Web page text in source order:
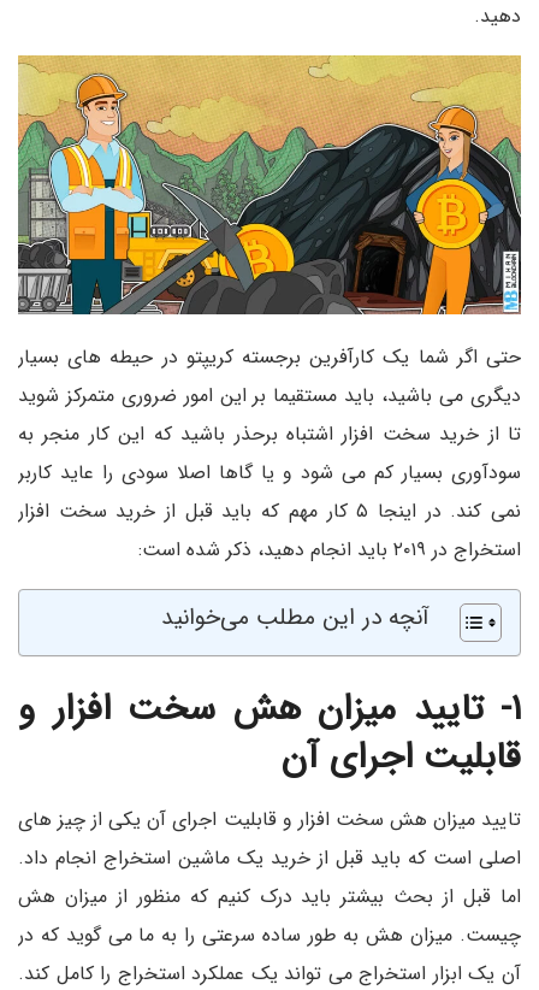
دهید.
حتی اگر شما یک کارآفرین برجسته کریپتو در حیطه های بسیار
دیگری می باشید، باید مستقیما بر این امور ضروری متمرکز شوید
تا از خرید سخت افزار اشتباه برحذر باشید که این کار منجر به
سودآوری بسیار کم می شود و یا گاها اصلا سودی را عاید کاربر
نمی کند. در اینجا ۵ کار مهم که باید قبل از خرید سخت افزار
استخراج در ۲۰۱۹ باید انجام دهید، ذکر شده است:
آنچه در این مطلب می‌خوانید
۱- تایید میزان هش سخت افزار و
قابلیت اجرای آن
تایید میزان هش سخت افزار و قابلیت اجرای آن یکی از چیز های
اصلی است که باید قبل از خرید یک ماشین استخراج انجام داد.
اما قبل از بحث بیشتر باید درک کنیم که منظور از میزان هش
چیست. میزان هش به طور ساده سرعتی را به ما می گوید که در
آن یک ابزار استخراج می تواند یک عملکرد استخراج را کامل کند.